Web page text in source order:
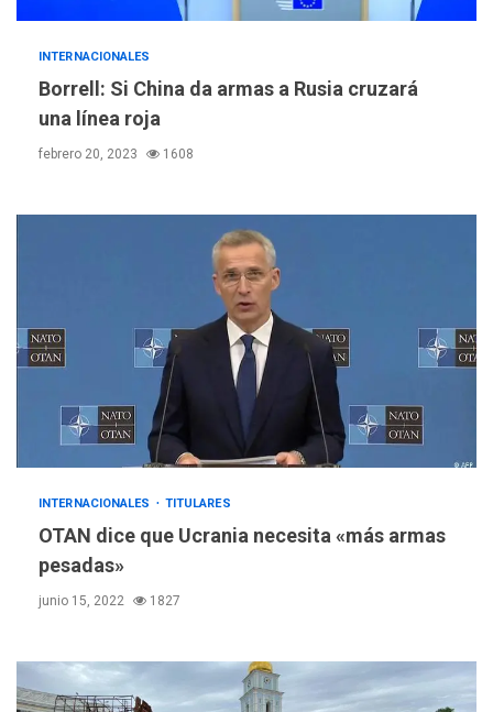
INTERNACIONALES
Borrell: Si China da armas a Rusia cruzará
una línea roja
febrero 20, 2023 1608
INTERNACIONALES TITULARES
OTAN dice que Ucrania necesita «más armas
pesadas»
junio 15, 2022 1827